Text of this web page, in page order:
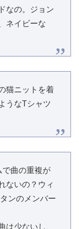
なの。ジョン
ネイビーな
猫ニットを着
うなTシャツ
で曲の重複が
ないの？ウィ
ンのメンバー
は少ないし、